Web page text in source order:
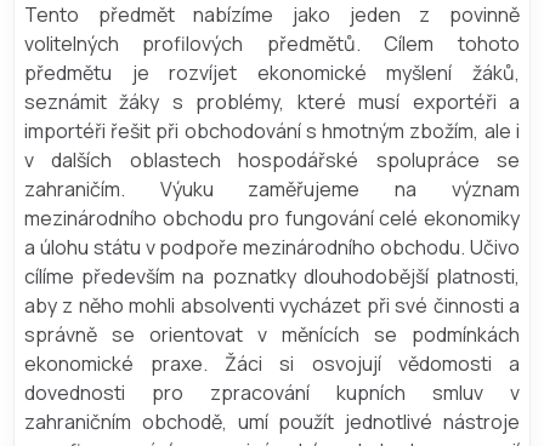
Tento předmět nabízíme jako jeden z povinně
volitelných profilových předmětů. Cílem tohoto
předmětu je rozvíjet ekonomické myšlení žáků,
seznámit žáky s problémy, které musí exportéři a
importéři řešit při obchodování s hmotným zbožím, ale i
v dalších oblastech hospodářské spolupráce se
zahraničím. Výuku zaměřujeme na význam
mezinárodního obchodu pro fungování celé ekonomiky
a úlohu státu v podpoře mezinárodního obchodu. Učivo
cílíme především na poznatky dlouhodobější platnosti,
aby z něho mohli absolventi vycházet při své činnosti a
správně se orientovat v měnících se podmínkách
ekonomické praxe. Žáci si osvojují vědomosti a
dovednosti pro zpracování kupních smluv v
zahraničním obchodě, umí použít jednotlivé nástroje